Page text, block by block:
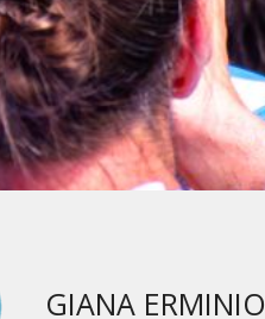
GIANA ERMINIO